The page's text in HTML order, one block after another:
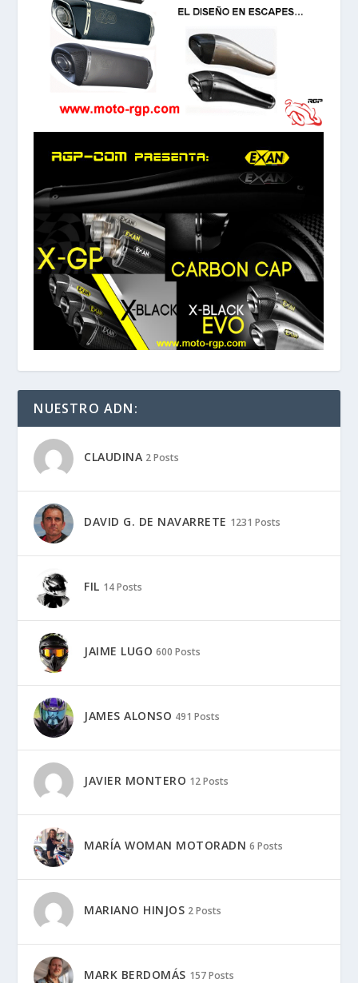
NUESTRO ADN:
CLAUDINA 2 Posts
DAVID G. DE NAVARRETE 1231 Posts
FIL 14 Posts
JAIME LUGO 600 Posts
JAMES ALONSO 491 Posts
JAVIER MONTERO 12 Posts
MARÍA WOMAN MOTORADN 6 Posts
MARIANO HINJOS 2 Posts
MARK BERDOMÁS 157 Posts